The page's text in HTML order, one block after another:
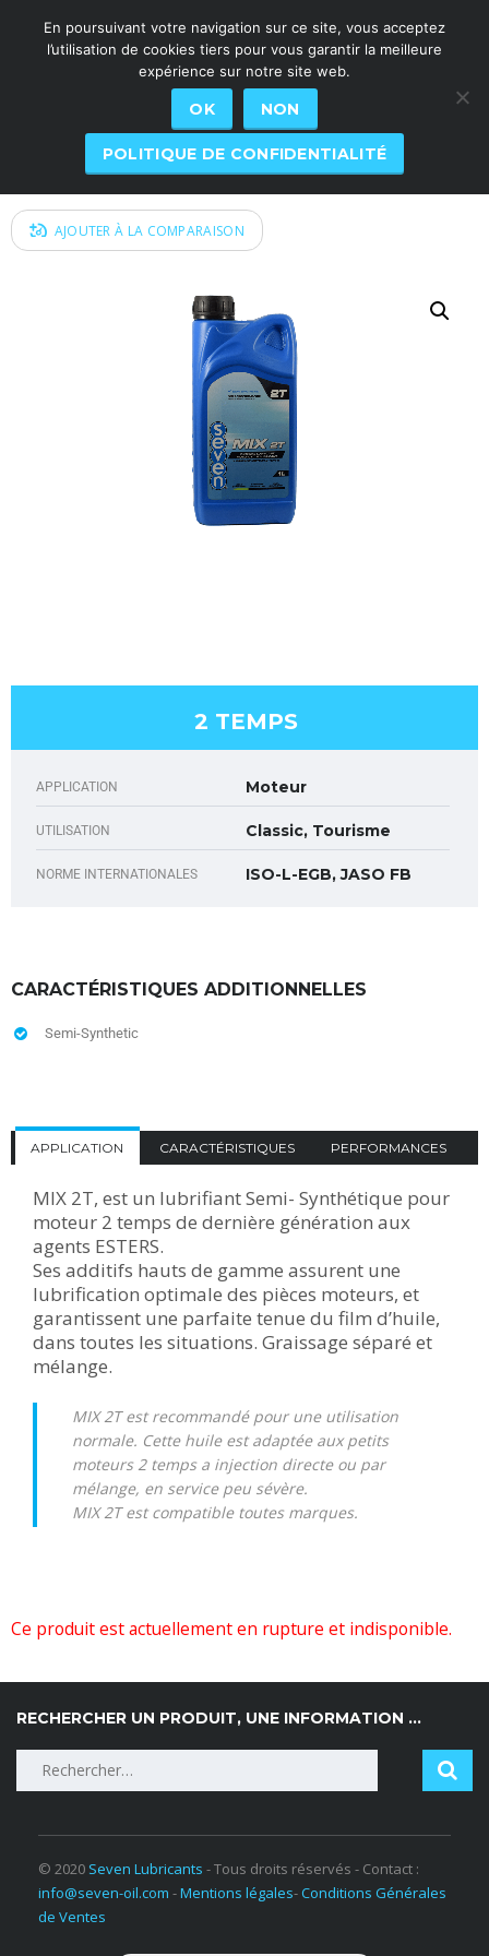
MIX 2T
AJOUTER À LA COMPARAISON
2 TEMPS
APPLICATION Moteur
UTILISATION Classic, Tourisme
NORME INTERNATIONALES ISO-L-EGB, JASO FB
CARACTÉRISTIQUES ADDITIONNELLES
Semi-Synthetic
APPLICATION CARACTÉRISTIQUES PERFORMANCES
MIX 2T, est un lubrifiant Semi- Synthétique pour
moteur 2 temps de dernière génération aux
agents ESTERS.
Ses additifs hauts de gamme assurent une
lubrification optimale des pièces moteurs, et
garantissent une parfaite tenue du film d’huile,
dans toutes les situations. Graissage séparé et
mélange.
MIX 2T est recommandé pour une utilisation
normale. Cette huile est adaptée aux petits
moteurs 2 temps a injection directe ou par
mélange, en service peu sévère.
MIX 2T est compatible toutes marques.
Ce produit est actuellement en rupture et indisponible.
RECHERCHER UN PRODUIT, UNE INFORMATION …
© 2020 Seven Lubricants - Tous droits réservés - Contact :
info@seven-oil.com -Mentions légales-Conditions Générales
de Ventes
En poursuivant votre navigation sur ce site, vous acceptez
l’utilisation de cookies tiers pour vous garantir la meilleure
expérience sur notre site web.
OK NON
POLITIQUE DE CONFIDENTIALITÉ